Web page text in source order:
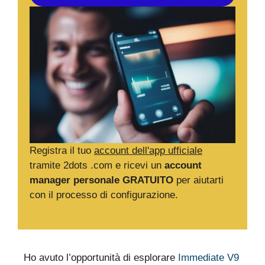
Registra il tuo account dell'app ufficiale
tramite 2dots .com e ricevi un account
manager personale GRATUITO per aiutarti
con il processo di configurazione.
Ho avuto l’opportunità di esplorare Immediate V9